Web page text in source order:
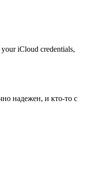
iCloud credentials,
надежен, и кто-то с